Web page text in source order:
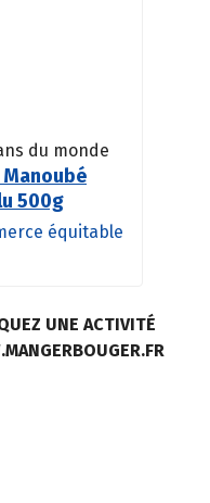
du monde
Manoubé
500g
équitable
UNE ACTIVITÉ